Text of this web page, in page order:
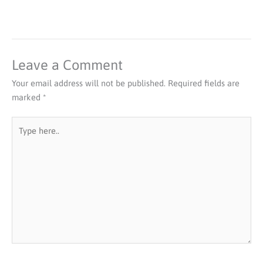
Leave a Comment
Your email address will not be published. Required fields are
marked *
here..